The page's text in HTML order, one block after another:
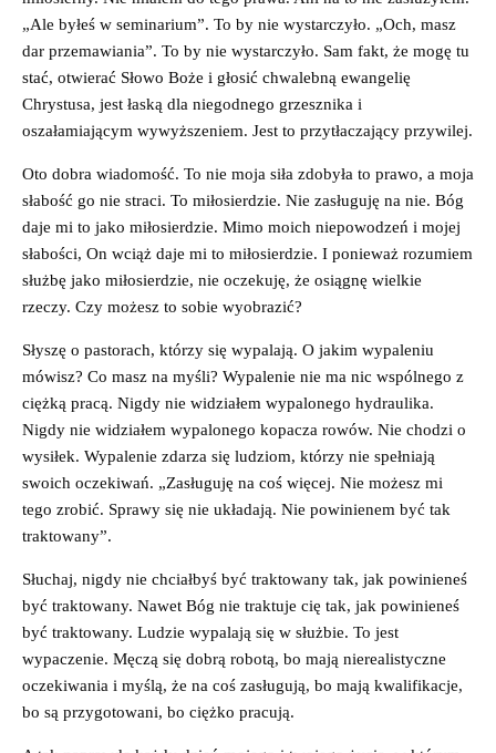
„Ale byłeś w seminarium”. To by nie wystarczyło. „Och, masz
dar przemawiania”. To by nie wystarczyło. Sam fakt, że mogę tu
stać, otwierać Słowo Boże i głosić chwalebną ewangelię
Chrystusa, jest łaską dla niegodnego grzesznika i
oszałamiającym wywyższeniem. Jest to przytłaczający przywilej.
Oto dobra wiadomość. To nie moja siła zdobyła to prawo, a moja
słabość go nie straci. To miłosierdzie. Nie zasługuję na nie. Bóg
daje mi to jako miłosierdzie. Mimo moich niepowodzeń i mojej
słabości, On wciąż daje mi to miłosierdzie. I ponieważ rozumiem
służbę jako miłosierdzie, nie oczekuję, że osiągnę wielkie
rzeczy. Czy możesz to sobie wyobrazić?
Słyszę o pastorach, którzy się wypalają. O jakim wypaleniu
mówisz? Co masz na myśli? Wypalenie nie ma nic wspólnego z
ciężką pracą. Nigdy nie widziałem wypalonego hydraulika.
Nigdy nie widziałem wypalonego kopacza rowów. Nie chodzi o
wysiłek. Wypalenie zdarza się ludziom, którzy nie spełniają
swoich oczekiwań. „Zasługuję na coś więcej. Nie możesz mi
tego zrobić. Sprawy się nie układają. Nie powinienem być tak
traktowany”.
Słuchaj, nigdy nie chciałbyś być traktowany tak, jak powinieneś
być traktowany. Nawet Bóg nie traktuje cię tak, jak powinieneś
być traktowany. Ludzie wypalają się w służbie. To jest
wypaczenie. Męczą się dobrą robotą, bo mają nierealistyczne
oczekiwania i myślą, że na coś zasługują, bo mają kwalifikacje,
bo są przygotowani, bo ciężko pracują.